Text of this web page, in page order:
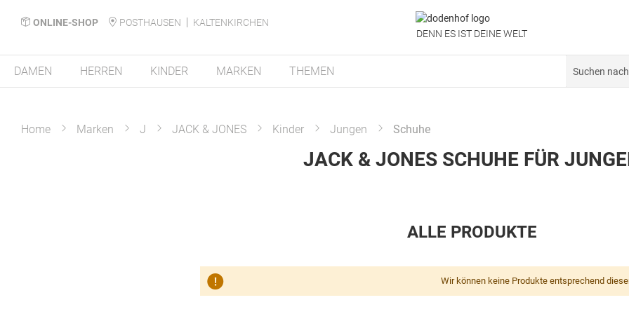
ONLINE-SHOP POSTHAUSEN
KALTENKIRCHEN
DENN ES IST DEINE WELT
DAMEN HERREN KINDER MARKEN THEMEN
Home Marken J JACK & JONES Kinder Jungen Schuhe
JACK & JONES SCHUHE FÜR
ALLE PRODUKTE
Wir können keine Produkte entsprechend